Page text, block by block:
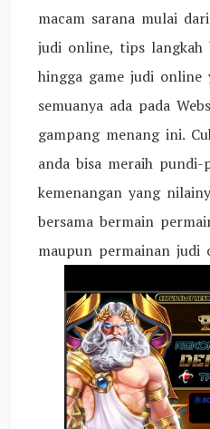
macam sarana mulai
judi online, tips langkah
hingga game judi online
semuanya ada pada
gampang menang ini.
anda bisa meraih
kemenangan yang
bersama bermain
maupun permainan judi